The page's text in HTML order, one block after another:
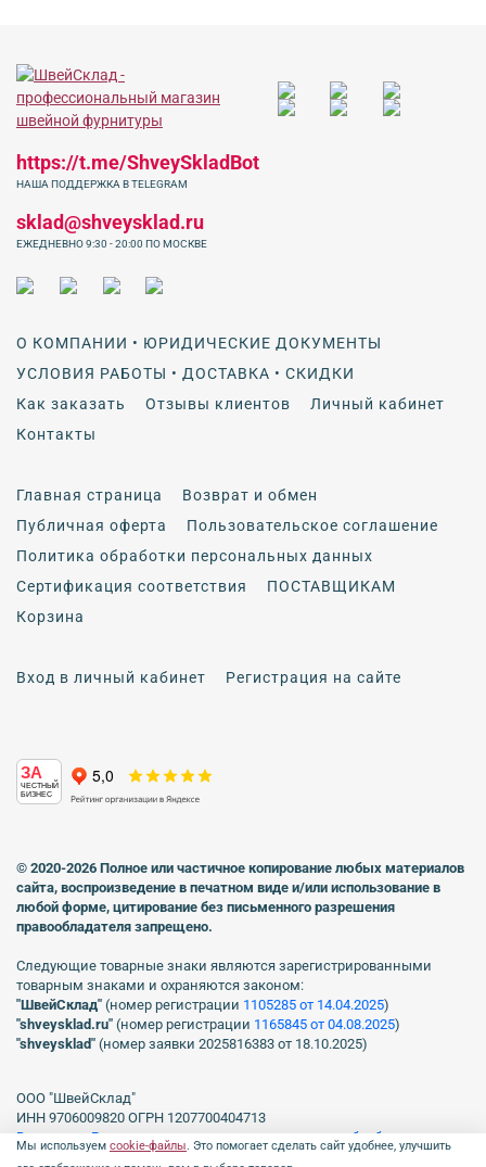
О КОМПАНИИ • ЮРИДИЧЕСКИЕ ДОКУМЕНТЫ
УСЛОВИЯ РАБОТЫ • ДОСТАВКА • СКИДКИ
Как заказать
Отзывы клиентов
Личный кабинет
Контакты
Главная страница
Возврат и обмен
Публичная оферта
Пользовательское соглашение
Политика обработки персональных данных
Сертификация соответствия
ПОСТАВЩИКАМ
Корзина
Вход в личный кабинет Регистрация на сайте
https://t.me/ShveySkladBot
НАША ПОДДЕРЖКА В TELEGRAM
sklad@shveysklad.ru
ЕЖЕДНЕВНО 9:30 - 20:00 ПО МОСКВЕ
ЗА
ЧЕСТНЫЙ
БИЗНЕС
© 2020-2026 Полное или частичное копирование любых материалов
сайта, воспроизведение в печатном виде и/или использование в
любой форме, цитирование без письменного разрешения
правообладателя запрещено.
Следующие товарные знаки являются зарегистрированными
товарным знаками и охраняются законом:
"ШвейСклад" (номер регистрации 1105285 от 14.04.2025)
"shveуsklad.ru" (номер регистрации 1165845 от 04.08.2025)
"shveysklad" (номер заявки 2025816383 от 18.10.2025)
ООО "ШвейСклад"
ИНН 9706009820 ОГРН 1207700404713
Включен в Реестр операторов, осуществляющих обработку
персональных данных Роскомнадзора рег. № 77-23-150255, Приказ
Мы используем cookie-файлы. Это помогает сделать сайт удобнее, улучшить